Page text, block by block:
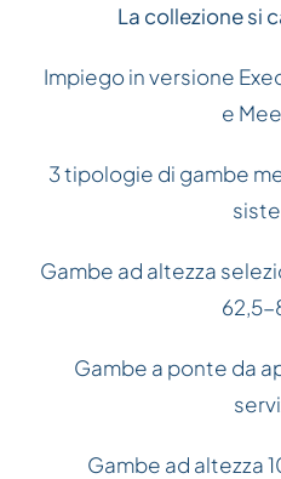
La collezione si
Impiego in versione
e
3 tipologie di gambe
Gambe ad altezza
62,5-
Gambe a ponte da
Gambe ad altezza